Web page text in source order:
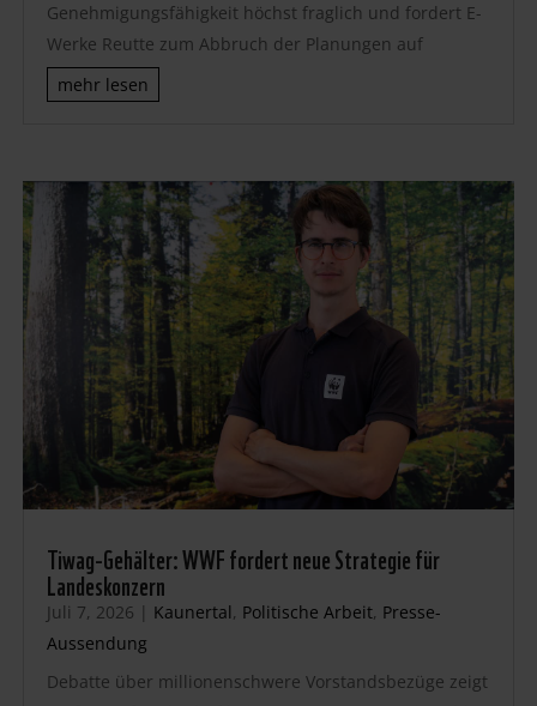
Genehmigungsfähigkeit höchst fraglich und fordert E-
Werke Reutte zum Abbruch der Planungen auf
mehr lesen
Tiwag-Gehälter: WWF fordert neue Strategie für
Landeskonzern
Juli 7, 2026 | Kaunertal, Politische Arbeit, Presse-
Aussendung
Debatte über millionenschwere Vorstandsbezüge zeigt